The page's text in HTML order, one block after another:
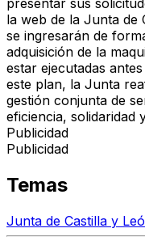
presentar sus
la web de la Junta de
se ingresarán de
adquisición de la
estar ejecutadas
este plan, la Junta
gestión conjunta de
eficiencia, solidaridad
Publicidad
Publicidad
Temas
Junta de Castilla y